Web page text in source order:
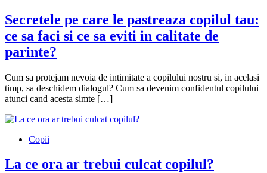
Secretele pe care le pastreaza copilul tau:
ce sa faci si ce sa eviti in calitate de
parinte?
Cum sa protejam nevoia de intimitate a copilului nostru si, in acelasi
timp, sa deschidem dialogul? Cum sa devenim confidentul copilului
atunci cand acesta simte […]
Copii
La ce ora ar trebui culcat copilul?